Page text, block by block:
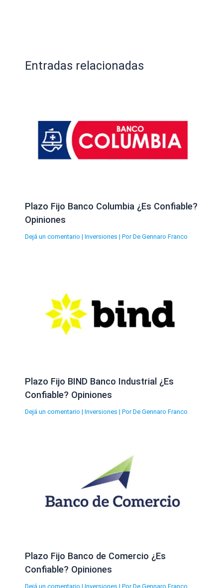
Entradas relacionadas
Plazo Fijo Banco Columbia ¿Es Confiable?
Opiniones
Dejá un comentario | Inversiones | Por De Gennaro Franco
Plazo Fijo BIND Banco Industrial ¿Es
Confiable? Opiniones
Dejá un comentario | Inversiones | Por De Gennaro Franco
Plazo Fijo Banco de Comercio ¿Es
Confiable? Opiniones
Dejá un comentario | Inversiones | Por De Gennaro Franco